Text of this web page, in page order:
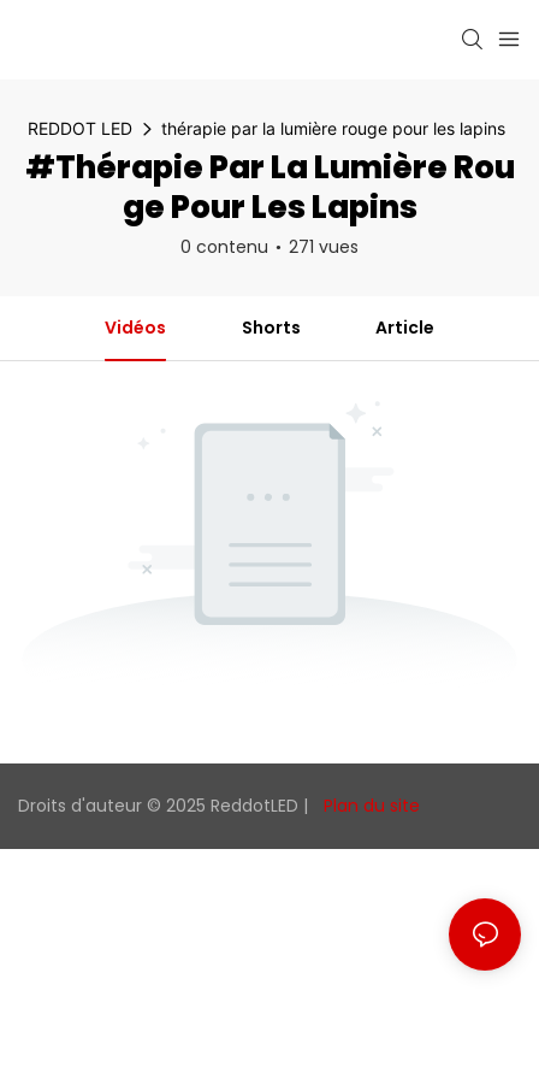
REDDOT LED thérapie par la lumière rouge pour les lapins
#thérapie Par La Lumière Rou
Ge Pour Les Lapins
0 contenu 271 vues
Vidéos Shorts Article
Droits d'auteur © 2025 ReddotLED | Plan du site